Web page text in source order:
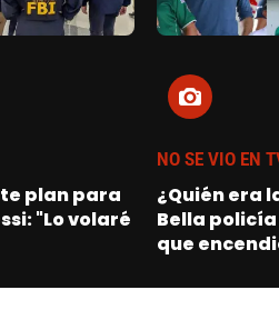
plan para
"Lo volaré
NO SE VIO EN
¿Quién era
Bella policía
que